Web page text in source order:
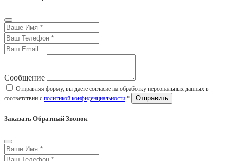
Сообщение
Отправляя форму, вы даете согласие на обработку персональных данных в
соответствии с политикой конфиденциальности *
Заказать Обратный Звонок